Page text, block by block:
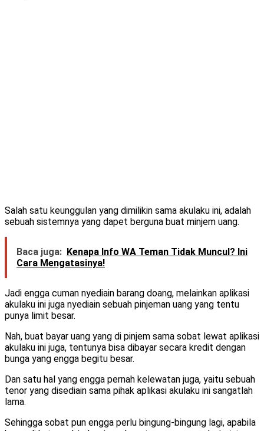
Salah satu keunggulan yang dimilikin sama akulaku ini, adalah
sebuah sistemnya yang dapet berguna buat minjem uang.
Baca juga: Kenapa Info WA Teman Tidak Muncul? Ini
Cara Mengatasinya!
Jadi engga cuman nyediain barang doang, melainkan aplikasi
akulaku ini juga nyediain sebuah pinjeman uang yang tentu
punya limit besar.
Nah, buat bayar uang yang di pinjem sama sobat lewat aplikasi
akulaku ini juga, tentunya bisa dibayar secara kredit dengan
bunga yang engga begitu besar.
Dan satu hal yang engga pernah kelewatan juga, yaitu sebuah
tenor yang disediain sama pihak aplikasi akulaku ini sangatlah
lama.
Sehingga sobat pun engga perlu bingung-bingung lagi, apabila